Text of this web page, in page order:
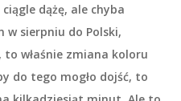
dążę, ale chyba
w sierpniu do Polski,
to właśnie zmiana koloru
do tego mogło dojść, to